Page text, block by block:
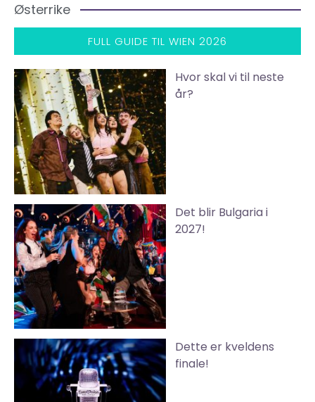
Østerrike
FULL GUIDE TIL WIEN 2026
Hvor skal vi til neste
år?
Det blir Bulgaria i
2027!
Dette er kveldens
finale!